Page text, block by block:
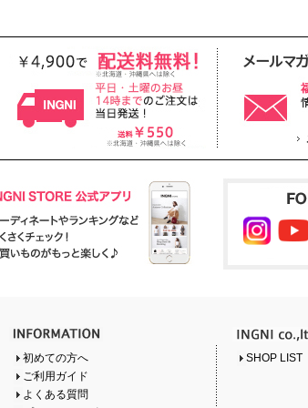
初めての方へ
ご利用ガイド
よくある質問
SHOP LIST